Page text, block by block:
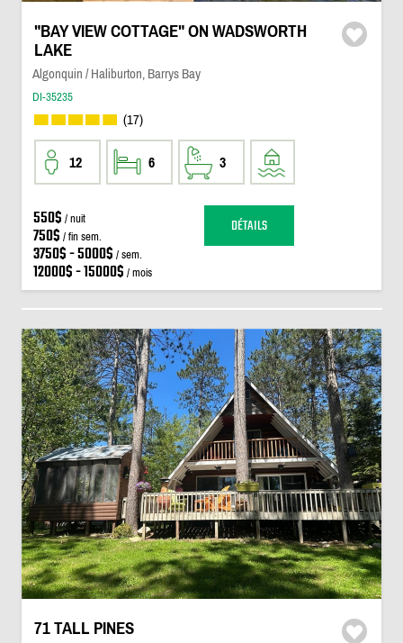
"BAY VIEW COTTAGE" ON WADSWORTH
LAKE
Algonquin / Haliburton, Barrys Bay
DI-35235
(17)
12 6 3
550$ / nuit
750$ / fin sem.
3750$ - 5000$ / sem.
12000$ - 15000$ / mois
DÉTAILS
71 TALL PINES